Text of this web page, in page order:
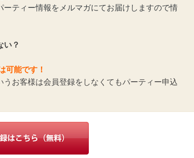
ティー情報をメルマガにてお届けしますので情
い？
可能です！
お客様は会員登録をしなくてもパーティー申込